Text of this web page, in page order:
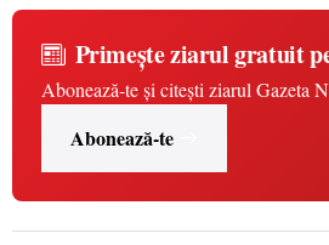
Primește ziarul gratuit
Abonează-te și citești ziarul Gazeta
Abonează-te